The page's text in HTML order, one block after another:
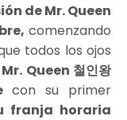
de Mr. Queen
comenzando
todos los ojos
Mr. Queen 철인왕
con su primer
franja horaria